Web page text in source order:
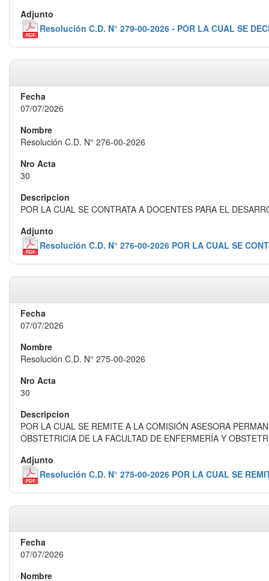
Resolución C.D. N° 279-00-2026 - POR LA CUAL SE
07/07/2026
Resolución C.D. N° 276-00-2026
30
POR LA CUAL SE CONTRATA A DOCENTES PARA EL
Resolución C.D. N° 276-00-2026 POR LA CUAL SE
07/07/2026
Resolución C.D. N° 275-00-2026
30
POR LA CUAL SE REMITE A LA COMISIÓN ASESORA
OBSTETRICIA DE LA FACULTAD DE ENFERMERÍA Y
Resolución C.D. N° 275-00-2026 POR LA CUAL SE
07/07/2026